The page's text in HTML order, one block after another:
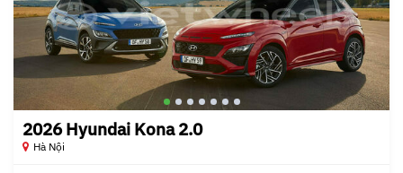
2026 Hyundai Kona 2.0
Hà Nội